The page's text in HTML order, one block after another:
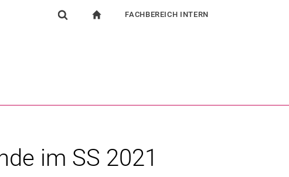
FACHBEREICH INTERN
im SS 2021